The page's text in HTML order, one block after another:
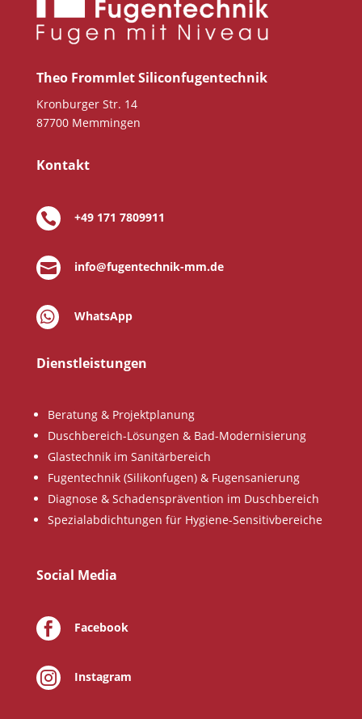
Theo Frommlet Siliconfugentechnik
Kronburger Str. 14
87700 Memmingen
Kontakt
 +49 171 7809911
 info@fugentechnik-mm.de
 WhatsApp
Dienstleistungen
Beratung & Projektplanung
Duschbereich-Lösungen & Bad-Modernisierung
Glastechnik im Sanitärbereich
Fugentechnik (Silikonfugen) & Fugensanierung
Diagnose & Schadensprävention im Duschbereich
Spezialabdichtungen für Hygiene-Sensitivbereiche
Social Media
 Facebook
 Instagram